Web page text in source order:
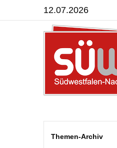
12.07.2026
Themen-Archiv